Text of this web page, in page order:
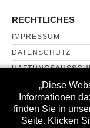
RECHTLICHES
IMPRESSUM
DATENSCHUTZ
INTERNES
„Diese
Informationen
finden Sie in
Seite. Klicken